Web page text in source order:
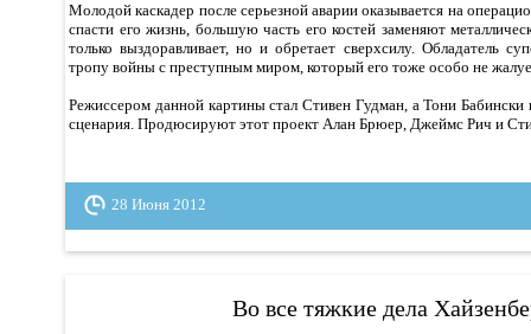
Молодой каскадер после серьезной аварии оказывается на
спасти его жизнь, большую часть его костей заменяют
только выздоравливает, но и обретает сверхсилу. Обладатель
тропу войны с преступным миром, который его тоже особо не
Режиссером данной картины стал Стивен Гудман, а Тони Бабински
сценария. Продюсируют этот проект Алан Брюер, Джеймс Рич и
28 Июня 2012
Во все тяжкие дела